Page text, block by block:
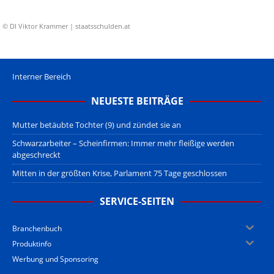
© DI Viktor Krammer | staatsschulden.at
Interner Bereich
NEUESTE BEITRÄGE
Mutter betäubte Tochter (9) und zündet sie an
Schwarzarbeiter – Scheinfirmen: Immer mehr fleißige werden
abgeschreckt
Mitten in der größten Krise, Parlament 75 Tage geschlossen
SERVICE-SEITEN
Branchenbuch
Produktinfo
Werbung und Sponsoring